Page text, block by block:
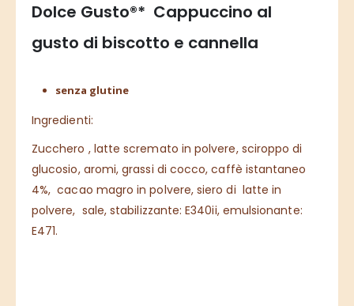
Dolce Gusto®* Cappuccino al
gusto di biscotto e cannella
senza glutine
Ingredienti:
Zucchero , latte scremato in polvere, sciroppo di
glucosio, aromi, grassi di cocco, caffè istantaneo
4%, cacao magro in polvere, siero di latte in
polvere, sale, stabilizzante: E340ii, emulsionante:
E471.